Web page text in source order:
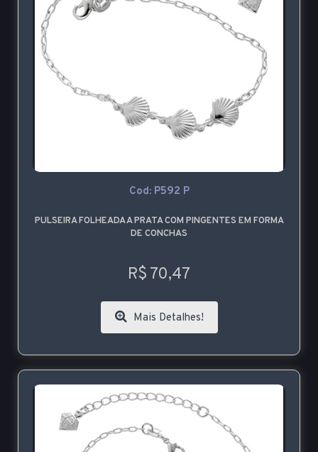
Cod: P592 P
PULSEIRA FOLHEADA A PRATA COM PINGENTES EM FORMA
DE CONCHAS
R$ 70,47
Mais Detalhes!